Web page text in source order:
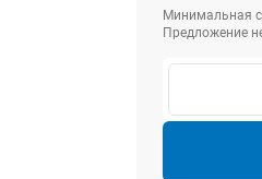
Тепловое
Мотопомпы
Минимальная
Предложение